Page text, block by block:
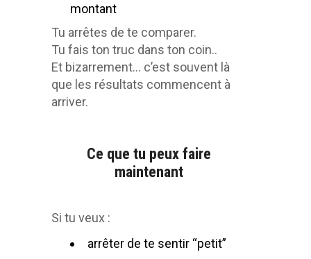
montant
Tu arrêtes de te comparer.
Tu fais ton truc dans ton coin..
Et bizarrement… c’est souvent là
que les résultats commencent à
arriver.
Ce que tu peux faire
maintenant
Si tu veux :
arrêter de te sentir “petit”